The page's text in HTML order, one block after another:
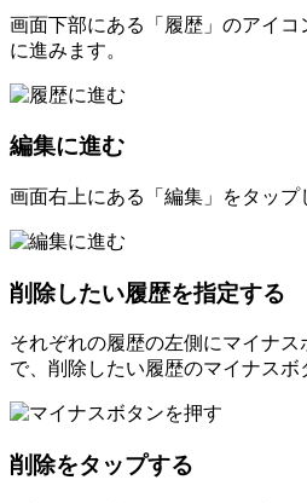
画面下部にある「履歴」のアイ
に進みます。
編集に進む
画面右上にある「編集」をタップ
削除したい履歴を指定する
それぞれの履歴の左側にマイナ
で、削除したい履歴のマイナスボ
削除をタップする